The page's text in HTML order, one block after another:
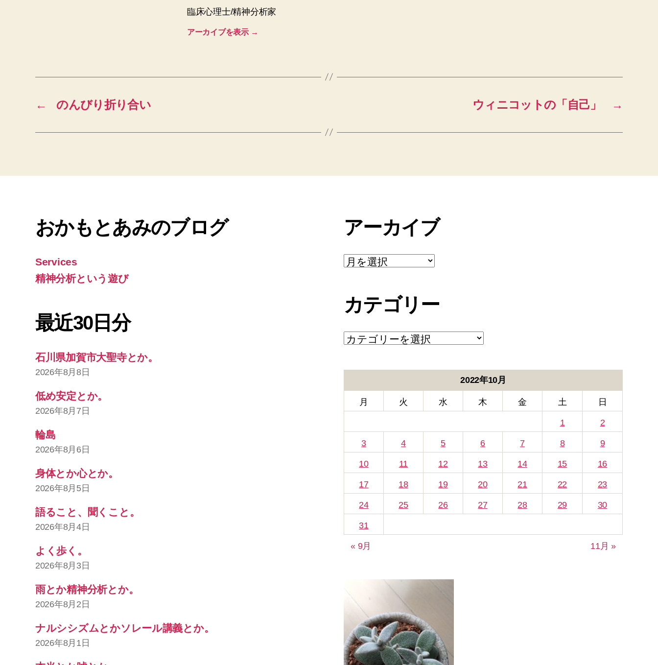
臨床心理士/精神分析家
アーカイブを表示 →
← のんびり折り合い →
ウィニコットの「自己」
おかもとあみのブログ
Services
精神分析という遊び
最近30日分
石川県加賀市大聖寺とか。
2026年8月8日
低め安定とか。
2026年8月7日
輪島
2026年8月6日
身体とか心とか。
2026年8月5日
語ること、聞くこと。
2026年8月4日
よく歩く。
2026年8月3日
雨とか精神分析とか。
2026年8月2日
ナルシシズムとかソレール講義とか。
2026年8月1日
アーカイブ
ア
ー
ブ
カテゴリー
カ
テ
2022年10月
月 火 水 木 金 土 日
1 2
3 4 5 6 7 8 9
10 11 12 13 14 15 16
17 18 19 20 21 22 23
24 25 26 27 28 29 30
31
« 9月 11月 »